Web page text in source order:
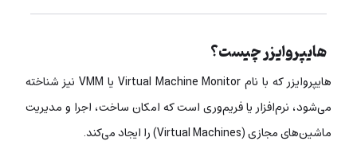
هایپروایزر چیست؟
هایپروایزر که با نام Virtual Machine Monitor یا VMM نیز شناخته
می‌شود، نرم‌افزار یا فریم‌وری است که امکان ساخت، اجرا و مدیریت
ماشین‌های مجازی (Virtual Machines) را ایجاد می‌کند.